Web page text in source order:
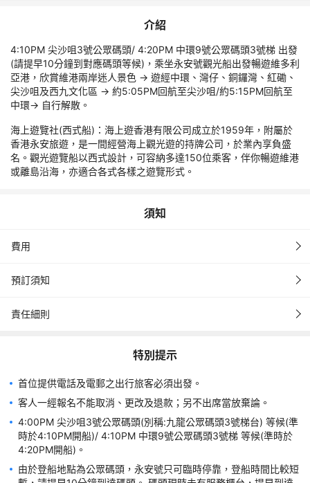
介紹
4:10PM 尖沙咀3號公眾碼頭/ 4:20PM 中環9號公眾碼頭3號梯 出發
(請提早10分鐘到對應碼頭等候)，乘坐永安號觀光船出發暢遊維多利
亞港，欣賞維港兩岸迷人景色 -> 遊經中環、灣仔、銅鑼灣、紅磡、
尖沙咀及西九文化區 -> 約5:05PM回航至尖沙咀/約5:15PM回航至
中環-> 自行解散。
海上遊覽社(西式船)：海上遊香港有限公司成立於1959年，附屬於
香港永安旅遊，是一間經營海上觀光遊的持牌公司，於業內享負盛
名。觀光遊覽船以西式設計，可容納多達150位乘客，伴你暢遊維港
或離島沿海，亦適合各式各樣之遊覽形式。
須知
費用
預訂須知
責任細則
特別提示
首位提供電話及電郵之出行旅客必須出發。
客人一經報名不能取消、更改及退款；另不出席當放棄論。
4:00PM 尖沙咀3號公眾碼頭(別稱:九龍公眾碼頭3號梯台) 等候(準
時於4:10PM開船)/ 4:10PM 中環9號公眾碼頭3號梯 等候(準時於
4:20PM開船)。
由於登船地點為公眾碼頭，永安號只可臨時停靠，登船時間比較短